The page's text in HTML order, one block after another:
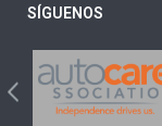
SÍGUENOS